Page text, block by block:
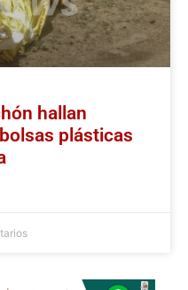
hallan
plásticas